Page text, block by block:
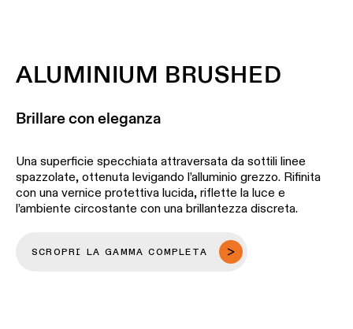
ALUMINIUM BRUSHED
Brillare con eleganza
Una superficie specchiata attraversata da sottili linee
spazzolate, ottenuta levigando l’alluminio grezzo. Rifinita
con una vernice protettiva lucida, riflette la luce e
l’ambiente circostante con una brillantezza discreta.
SCROPRI LA GAMMA COMPLETA